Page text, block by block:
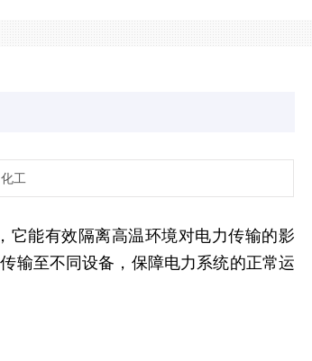
化工
它能有效隔离高温环境对电力传输的影
输至不同设备，保障电力系统的正常运